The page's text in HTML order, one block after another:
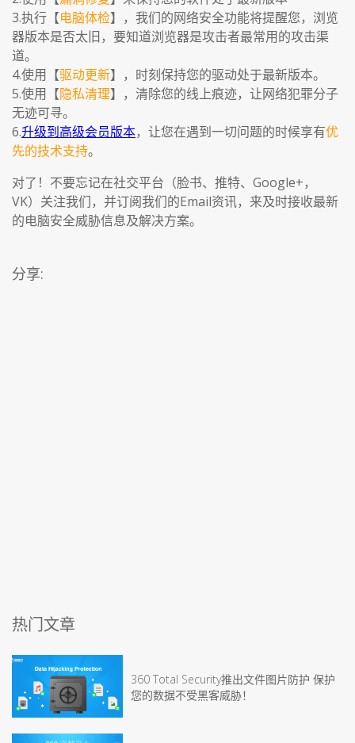
3.执行【电脑体检】，我们的网络安全功能将提醒您，浏览
器版本是否太旧，要知道浏览器是攻击者最常用的攻击渠
道。
4.使用【驱动更新】，时刻保持您的驱动处于最新版本。
5.使用【隐私清理】，清除您的线上痕迹，让网络犯罪分子
无迹可寻。
6.升级到高级会员版本，让您在遇到一切问题的时候享有优
先的技术支持。
对了！不要忘记在社交平台（脸书、推特、Google+，
VK）关注我们，并订阅我们的Email资讯，来及时接收最新
的电脑安全威胁信息及解决方案。
分享:
热门文章
360 Total Security推出文件图片防护 保护
您的数据不受黑客威胁！